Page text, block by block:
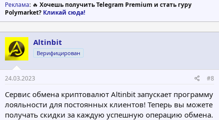
Реклама: 🔥 Хочешь получить Telegram Premium и стать гуру
Polymarket? Кликай сюда!
Altinbit
Верифицирован
24.03.2023 #8
Сервис обмена криптовалют Altinbit запускает программу
лояльности для постоянных клиентов! Теперь вы можете
получать скидки за каждую успешную операцию обмена.